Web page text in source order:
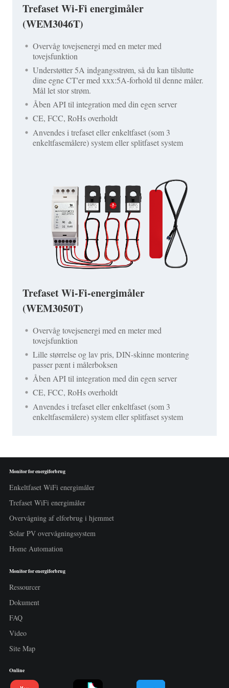
Trefaset Wi-Fi energimåler
(WEM3046T)
Overvåg tovejsenergi med en meter med
tovejsfunktion
Understøtter 5A indgangsstrøm, så du kan tilslutte
dine egne CT'er med xxx:5A-forhold til denne måler.
Mål let stor strøm.
Åben API til integration med din egen server
CE, FCC, RoHs overholdt
Anvendes i trefaset eller enkeltfaset (som 3
enkeltfasemålere) system eller splitfaset system
Trefaset Wi-Fi-energimåler
(WEM3050T)
Overvåg tovejsenergi med en meter med
tovejsfunktion
Lille størrelse og lav pris, DIN-skinne montering
passer pænt i målerboksen
Åben API til integration med din egen server
CE, FCC, RoHs overholdt
Anvendes i trefaset eller enkeltfaset (som 3
enkeltfasemålere) system eller splitfaset system
Monitor for energiforbrug
Enkeltfaset WiFi energimåler
Trefaset WiFi energimåler
Overvågning af elforbrug i hjemmet
Solar PV overvågningssystem
Home Automation
Monitor for energiforbrug
Ressourcer
Dokument
FAQ
Video
Site Map
Online